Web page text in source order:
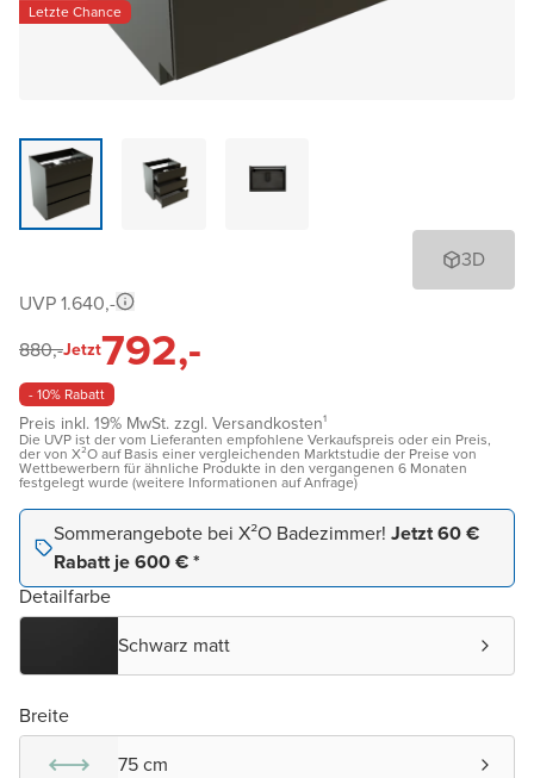
Letzte Chance
3D
UVP 1.640,-
880,-Jetzt792,-
- 10% Rabatt
Preis inkl. 19% MwSt. zzgl. Versandkosten¹
Die UVP ist der vom Lieferanten empfohlene Verkaufspreis oder ein Preis,
der von X²O auf Basis einer vergleichenden Marktstudie der Preise von
Wettbewerbern für ähnliche Produkte in den vergangenen 6 Monaten
festgelegt wurde (weitere Informationen auf Anfrage)
Sommerangebote bei X²O Badezimmer! Jetzt 60 €
Rabatt je 600 € *
Detailfarbe
Schwarz matt
Breite
75 cm